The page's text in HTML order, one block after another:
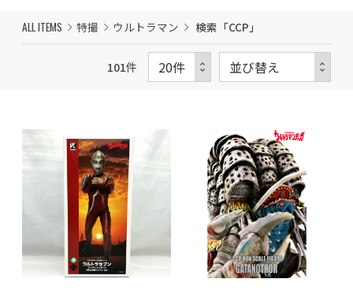
ALL ITEMS 特撮 ウルトラマン 検索「CCP」
101件